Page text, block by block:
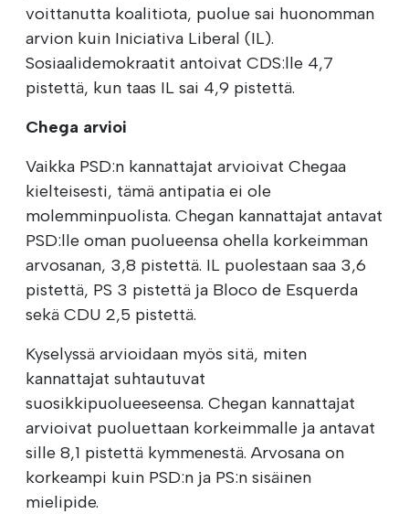
voittanutta koalitiota, puolue sai huonomman
arvion kuin Iniciativa Liberal (IL).
Sosiaalidemokraatit antoivat CDS:lle 4,7
pistettä, kun taas IL sai 4,9 pistettä.
Chega arvioi
Vaikka PSD:n kannattajat arvioivat Chegaa
kielteisesti, tämä antipatia ei ole
molemminpuolista. Chegan kannattajat antavat
PSD:lle oman puolueensa ohella korkeimman
arvosanan, 3,8 pistettä. IL puolestaan saa 3,6
pistettä, PS 3 pistettä ja Bloco de Esquerda
sekä CDU 2,5 pistettä.
Kyselyssä arvioidaan myös sitä, miten
kannattajat suhtautuvat
suosikkipuolueeseensa. Chegan kannattajat
arvioivat puoluettaan korkeimmalle ja antavat
sille 8,1 pistettä kymmenestä. Arvosana on
korkeampi kuin PSD:n ja PS:n sisäinen
mielipide.